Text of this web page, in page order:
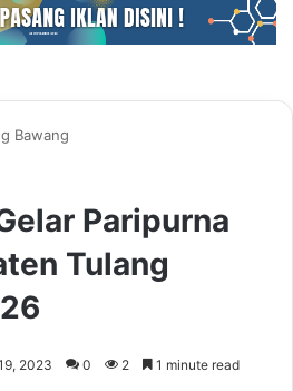
Bawang
Paripurna
Tulang
2023 0 2 1 minute read